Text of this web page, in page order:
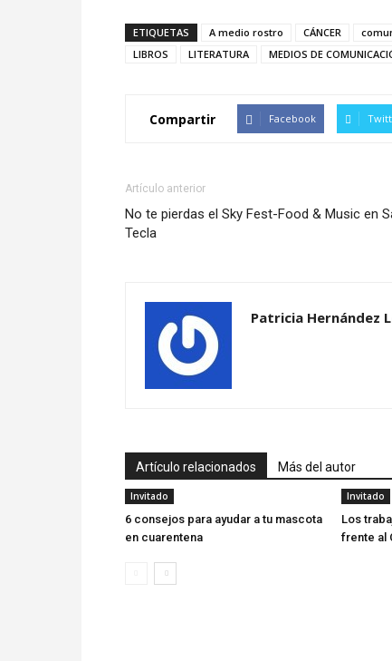
ETIQUETAS A medio rostro CÁNCER
LIBROS
LITERATURA MEDIOS DE
Compartir Facebook
Artículo anterior
No te pierdas el Sky Fest-Food & Music en
Tecla
Patricia Hernández
Artículo relacionados Más del autor
Invitado
6 consejos para ayudar a tu mascota
en cuarentena
Invitado
Los
frente al